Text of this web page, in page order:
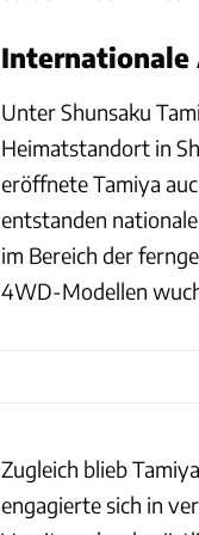
Internationale
Unter Shunsaku
Heimatstandort in
eröffnete Tamiya
entstanden
im Bereich der
4WD-Modellen
Zugleich blieb
engagierte sich in